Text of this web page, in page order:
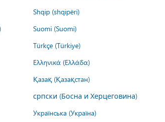
Shqip (shqipëri)
Suomi (Suomi)
Türkçe (Türkiye)
Ελληνικά (Ελλάδα)
Қазақ (Қазақстан)
српски (Босна и Херцеговина)
Українська (Україна)